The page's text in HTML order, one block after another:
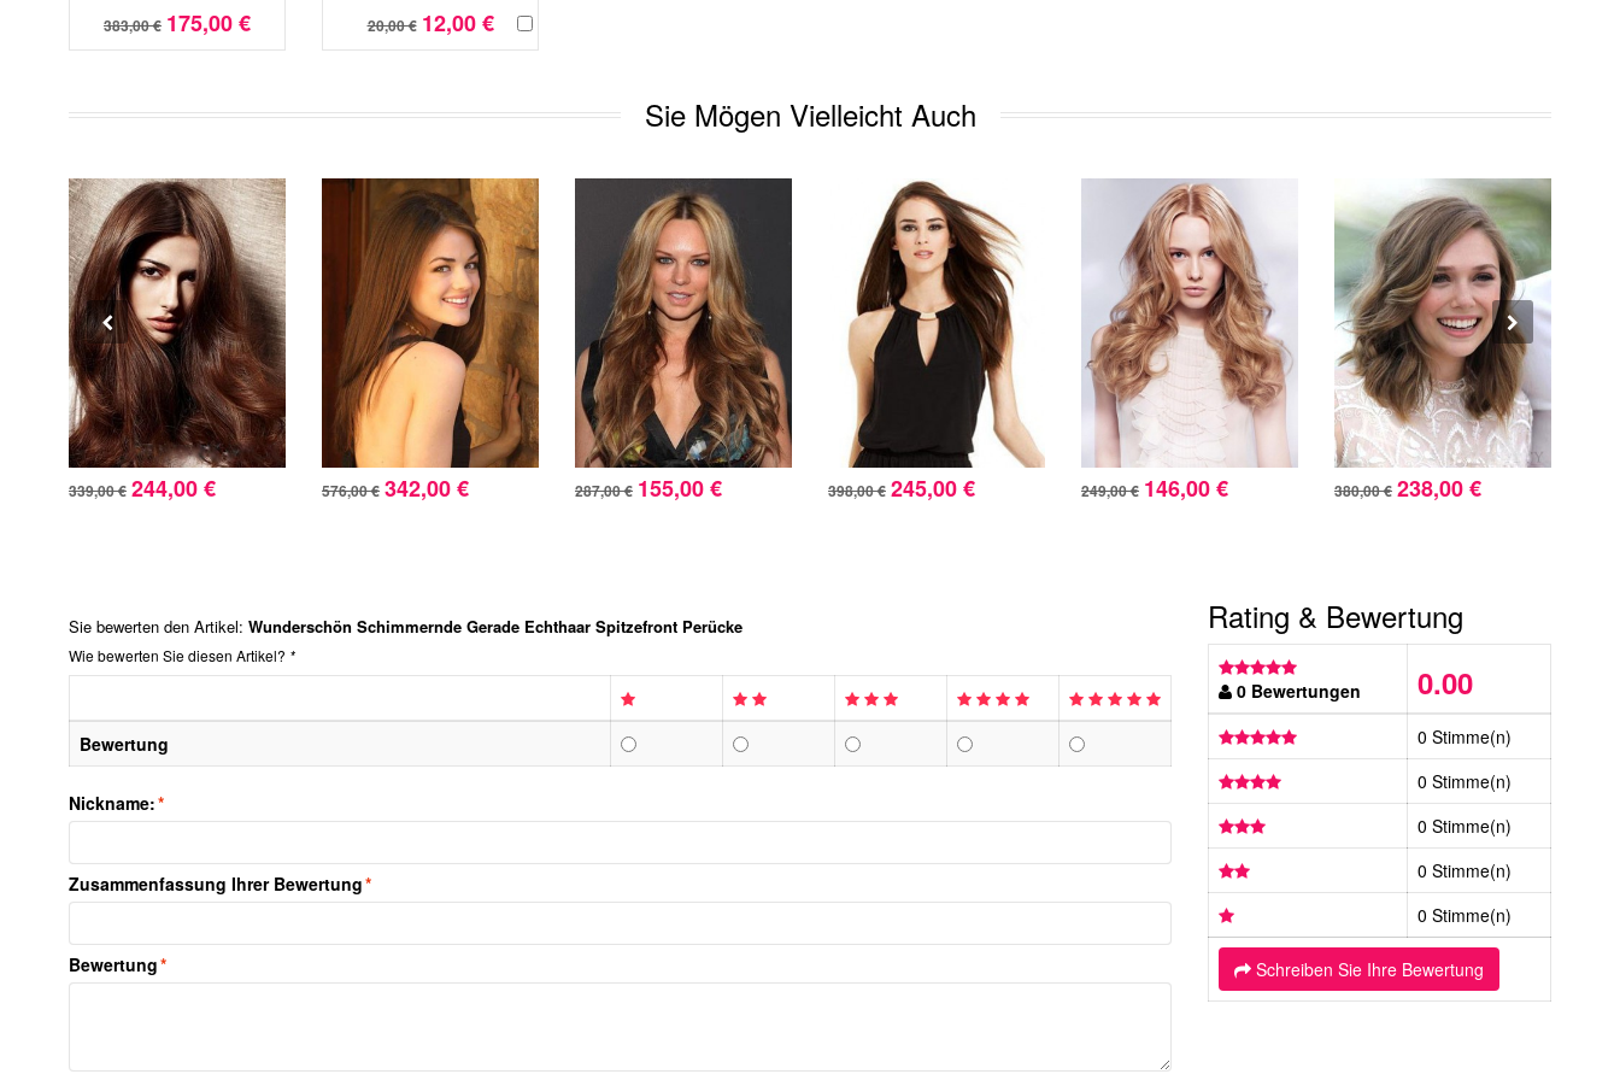
383,00 € 175,00 € 20,00 € 12,00 €
Sie Mögen Vielleicht Auch
339,00 € 244,00 € 576,00 € 342,00 € 287,00 € 155,00 € 398,00 € 245,00 € 249,00 € 146,00 € 380,00 € 238,00 €
Sie bewerten den Artikel: Wunderschön Schimmernde Gerade Echthaar Spitzefront Perücke
Wie bewerten Sie diesen Artikel? *
Bewertung
*
Nickname:
*
Zusammenfassung Ihrer Bewertung
*
Bewertung
Rating & Bewertung
0 Bewertungen 0.00
0 Stimme(n)
0 Stimme(n)
0 Stimme(n)
0 Stimme(n)
0 Stimme(n)
Schreiben Sie Ihre Bewertung